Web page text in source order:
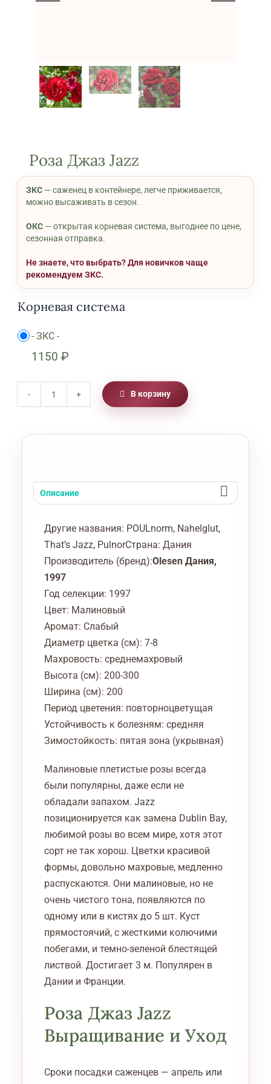
Роза Джаз Jazz
ЗКС — саженец в контейнере, легче приживается,
можно высаживать в сезон.
ОКС — открытая корневая система, выгоднее по цене,
сезонная отправка.
Не знаете, что выбрать? Для новичков чаще
рекомендуем ЗКС.
Корневая система
- ЗКС -
1150 ₽
Количество
Роза
В корзину
Описание
Другие названия: POULnorm, Nahelglut,
That’s Jazz, PulnorСтрана: Дания
Производитель (бренд):Olesen Дания,
1997
Год селекции: 1997
Цвет: Малиновый
Аромат: Слабый
Диаметр цветка (см): 7-8
Махровость: среднемаxровый
Высота (см): 200-300
Ширина (см): 200
Период цветения: повторноцветущая
Устойчивость к болезням: средняя
Зимостойкость: пятая зона (укрывная)
Малиновые плетистые розы всегда
были популярны, даже если не
обладали запахом. Jazz
позиционируется как замена Dublin Bay,
любимой розы во всем мире, хотя этот
сорт не так хорош. Цветки красивой
формы, довольно махровые, медленно
распускаются. Они малиновые, но не
очень чистого тона, появляются по
одному или в кистях до 5 шт. Куст
прямостоячий, с жесткими колючими
побегами, и темно-зеленой блестящей
листвой. Достигает 3 м. Популярен в
Дании и Франции.
Роза Джаз Jazz
Выращивание и Уход
Сроки посадки саженцев — апрель или